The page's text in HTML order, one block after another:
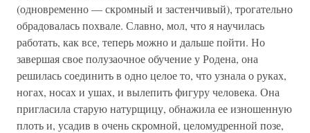
(одновременно — скромный и застенчивый), трогательно
обрадовалась похвале. Славно, мол, что я научилась
работать, как все, теперь можно и дальше пойти. Но
завершая свое полузаочное обучение у Родена, она
решилась соединить в одно целое то, что узнала о руках,
ногах, носах и ушах, и вылепить фигуру человека. Она
пригласила старую натурщицу, обнажила ее изношенную
плоть и, усадив в очень скромной, целомудренной позе,